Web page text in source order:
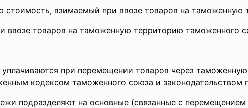
стоимость, взимаемый при ввозе товаров на
ввозе товаров на таможенную территорию таможенного
при перемещении товаров через
кодексом таможенного союза и законодательством
подразделяют на основные (связанные с